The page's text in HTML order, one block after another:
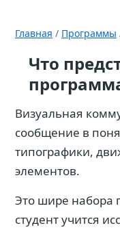
Главная / Программы
Что
Визуальная
сообщение в
типографики,
элементов.
Это шире набора
студент учится